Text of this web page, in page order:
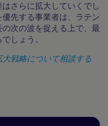
さらに拡大していくでし
先する事業者は、ラテン
次の波を捉える上で、最
しょう。
戦略について相談する